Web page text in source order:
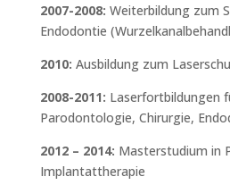
2007-2008: Weiterbildung zum
Endodontie
2010: Ausbildung zum
2008-2011: Laserfortbildungen
Parodontologie, Chirurgie,
2012 – 2014: Masterstudium in
Implantattherapie